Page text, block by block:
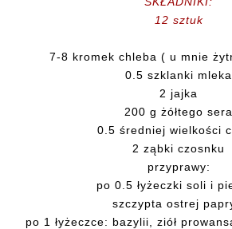
12 sztuk
7-8 kromek chleba ( u mnie
0.5 szklanki mleka
2 jajka
200 g żółtego sera
0.5 średniej wielkości
2 ząbki czosnku
przyprawy:
po 0.5 łyżeczki soli i
szczypta ostrej
po 1 łyżeczce: bazylii, ziół